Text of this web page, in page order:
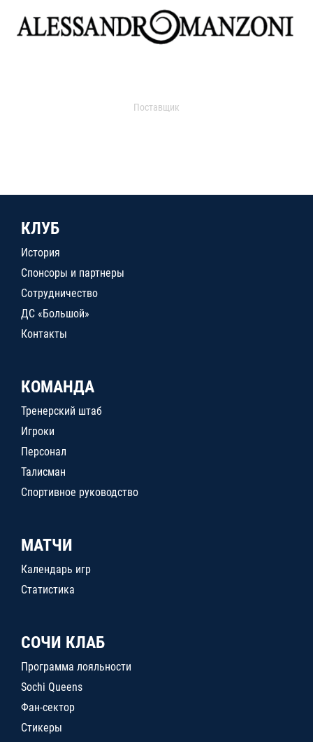
Поставщик
КЛУБ
История
Спонсоры и партнеры
Сотрудничество
ДС «Большой»
Контакты
КОМАНДА
Тренерский штаб
Игроки
Персонал
Талисман
Спортивное руководство
МАТЧИ
Календарь игр
Статистика
СОЧИ КЛАБ
Программа лояльности
Sochi Queens
Фан-сектор
Стикеры